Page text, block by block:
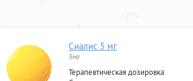
Сиалис 5 мг
5мг
Терапевтическая дозировка